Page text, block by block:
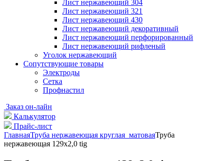
Лист нержавеющий 304
Лист нержавеющий 321
Лист нержавеющий 430
Лист нержавеющий декоративный
Лист нержавеющий перфорированный
Лист нержавеющий рифленый
Уголок нержавеющий
Cопутствующие товары
Электроды
Сетка
Профнастил
Заказ он-лайн
Калькулятор
Прайс-лист
ГлавнаяТруба нержавеющая круглая матоваяТруба
нержавеющая 129х2,0 tig